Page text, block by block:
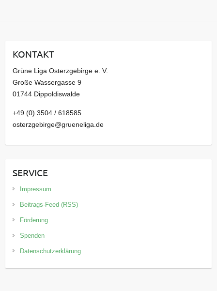
v
KONTAKT
Grüne Liga Osterzgebirge e. V.
Große Wassergasse 9
01744 Dippoldiswalde
+49 (0) 3504 / 618585
osterzgebirge@grueneliga.de
SERVICE
Impressum
Beitrags-Feed (RSS)
Förderung
Spenden
Datenschutzerklärung